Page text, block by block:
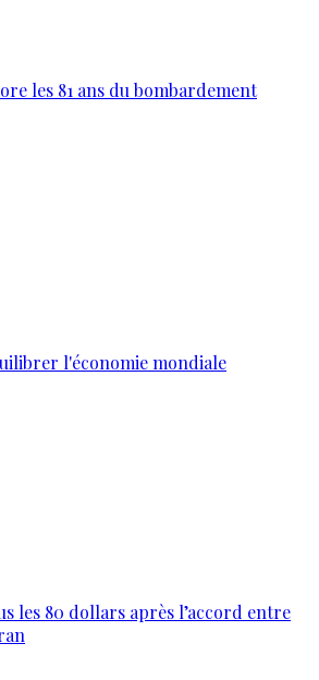
les 81 ans du bombardement
l'économie mondiale
les 80 dollars après l’accord entre